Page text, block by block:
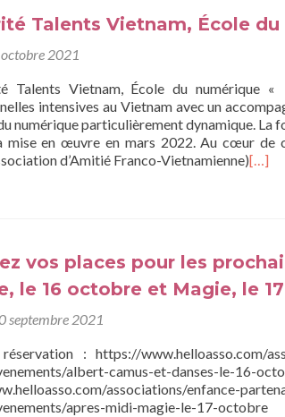
Talents Vietnam, École
2021
Talents Vietnam, École du numérique
intensives au Vietnam avec un
numérique particulièrement dynamique. La
mise en œuvre en mars 2022. Au cœur de
d’Amitié Franco-Vietnamienne)[…]
vos places pour les
le 16 octobre et Magie, le
septembre 2021
: https://www.helloasso.com/
albert-camus-et-danses-le-16-
associations/enfance-
apres-midi-magie-le-17-octobre